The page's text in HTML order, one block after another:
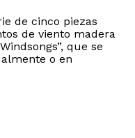
de cinco piezas
de viento madera
que se
o en